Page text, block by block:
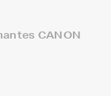
CANON